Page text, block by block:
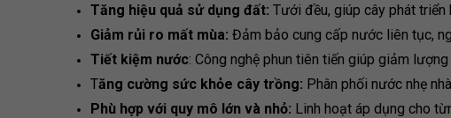
Tăng hiệu quả sử dụng đất: Tưới đều, giúp cây phát
Giảm rủi ro mất mùa: Đảm bảo cung cấp nước liên tục,
Tiết kiệm nước: Công nghệ phun tiên tiến giúp giảm
Tăng cường sức khỏe cây trồng: Phân phối nước nhẹ
Phù hợp với quy mô lớn và nhỏ: Linh hoạt áp dụng cho